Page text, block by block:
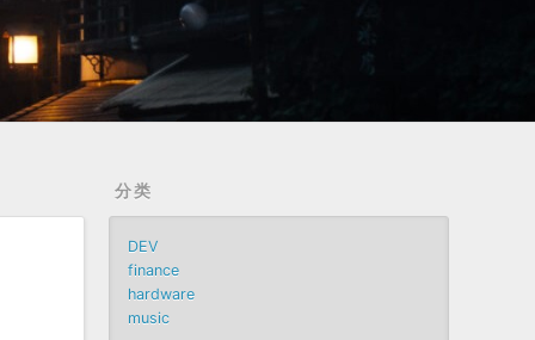
分类
DEV
finance
hardware
music